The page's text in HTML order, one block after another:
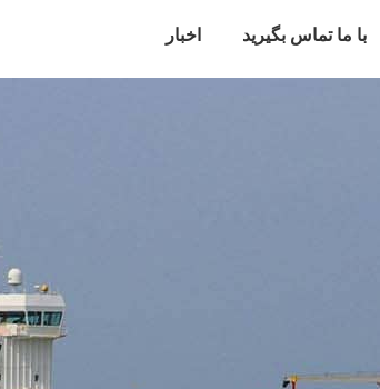
با ما تماس بگیرید اخبار